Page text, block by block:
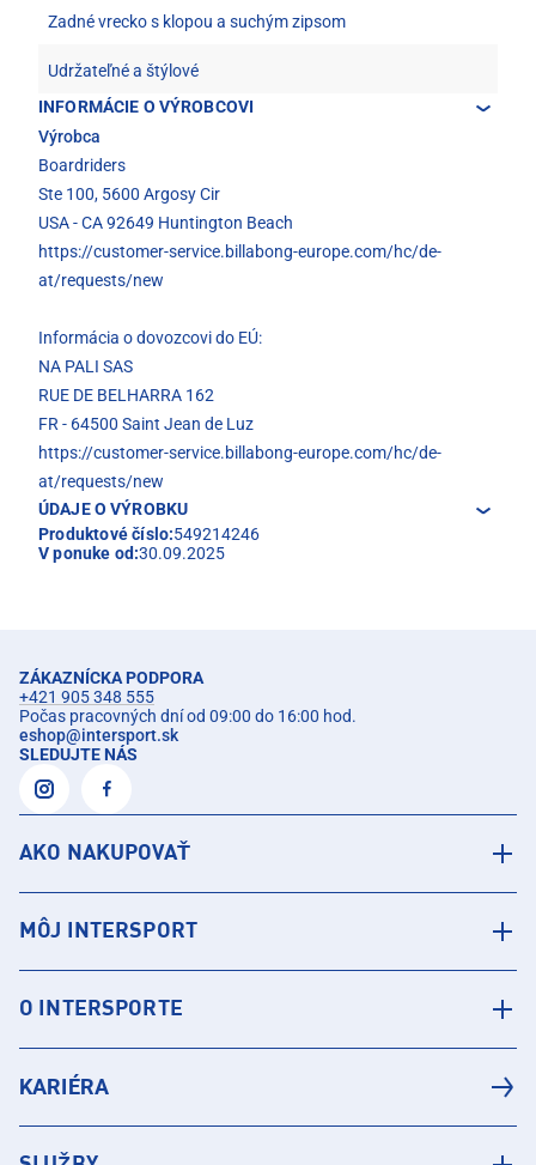
Zadné vrecko s klopou a suchým zipsom
Udržateľné a štýlové
INFORMÁCIE O VÝROBCOVI
Výrobca
Boardriders
Ste 100, 5600 Argosy Cir
USA - CA 92649 Huntington Beach
https://customer-service.billabong-europe.com/hc/de-
at/requests/new
Informácia o dovozcovi do EÚ:
NA PALI SAS
RUE DE BELHARRA 162
FR - 64500 Saint Jean de Luz
https://customer-service.billabong-europe.com/hc/de-
at/requests/new
ÚDAJE O VÝROBKU
Produktové číslo:549214246
V ponuke od:30.09.2025
ZÁKAZNÍCKA PODPORA
+421 905 348 555
Počas pracovných dní od 09:00 do 16:00 hod.
eshop@intersport.sk
SLEDUJTE NÁS
AKO NAKUPOVAŤ
MÔJ INTERSPORT
O INTERSPORTE
KARIÉRA